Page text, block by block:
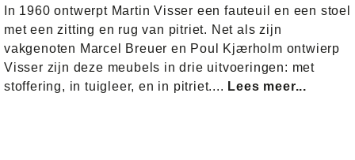
In 1960 ontwerpt Martin Visser een fauteuil en een stoel
met een zitting en rug van pitriet. Net als zijn
vakgenoten Marcel Breuer en Poul Kjærholm ontwierp
Visser zijn deze meubels in drie uitvoeringen: met
stoffering, in tuigleer, en in pitriet.... Lees meer...